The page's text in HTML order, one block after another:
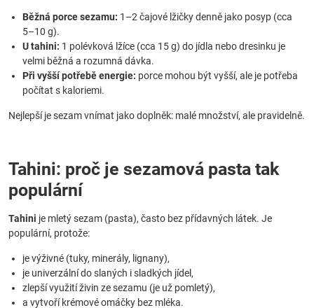
Běžná porce sezamu: 1–2 čajové lžičky denně jako posyp (cca
5–10 g).
U tahini: 1 polévková lžíce (cca 15 g) do jídla nebo dresinku je
velmi běžná a rozumná dávka.
Při vyšší potřebě energie: porce mohou být vyšší, ale je potřeba
počítat s kaloriemi.
Nejlepší je sezam vnímat jako doplněk: malé množství, ale pravidelně.
Tahini: proč je sezamová pasta tak
populární
Tahini je mletý sezam (pasta), často bez přídavných látek. Je
populární, protože:
je výživné (tuky, minerály, lignany),
je univerzální do slaných i sladkých jídel,
zlepší využití živin ze sezamu (je už pomletý),
a vytvoří krémové omáčky bez mléka.